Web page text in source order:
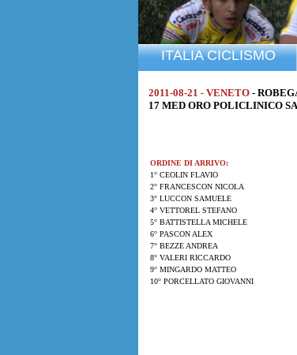
ITALIA CICLISMO
2011-08-21 - VENETO -
17 MED ORO POLICLINICO
ORDINE DI ARRIVO:
1° CEOLIN FLAVIO
2° FRANCESCON NICOLA
3° LUCCON SAMUELE
4° VETTOREL STEFANO
5° BATTISTELLA MICHELE
6° PASCON ALEX
7° BEZZE ANDREA
8° VALERI RICCARDO
9° MINGARDO MATTEO
10° PORCELLATO GIOVANNI